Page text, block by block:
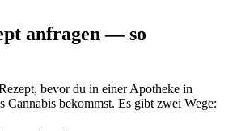
anfragen — so
bevor du in einer Apotheke in
Cannabis bekommst. Es gibt zwei Wege: